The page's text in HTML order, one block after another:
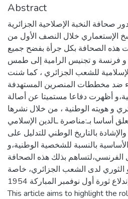
Abstract
صحافة النخبة الإصلاحية الجزائرية
الإستعماري خلال النصف الأول من
قامت هذه الصحافة بكل جرأة بفضح جميع
فرنسة و تجنيس الرامية إلى طمس
للشعب الجزائري ، كما شنت
ضد مخططات المنصرين المستهدفة
أظهرت دفاعا مستميتا عن أصالة
و هويته الوطنية ، من خلال نشرها
أساسا بـ:مناصرة ـالدين الإسلامي
والإشادة بالتاريخ الوطني للتدليل على
بالنسبة للشخصية الوطنية،و
بذلك هذه الصحافة
الثوري لدى الشعب الجزائري، خاصة
عشية إندلاع ثورة أول نوفمبر المباركة 1954
This article aims to highlight the